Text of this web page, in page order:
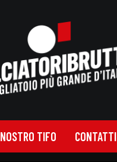
TIFO CONTATTI